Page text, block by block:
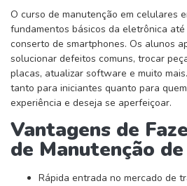
O curso de manutenção em celulares
fundamentos básicos da eletrônica
conserto de smartphones. Os alunos
solucionar defeitos comuns, trocar
placas, atualizar software e muito
tanto para iniciantes quanto para
experiência e deseja se aperfeiçoar.
Vantagens de
de Manutenção
Rápida entrada no mercado de